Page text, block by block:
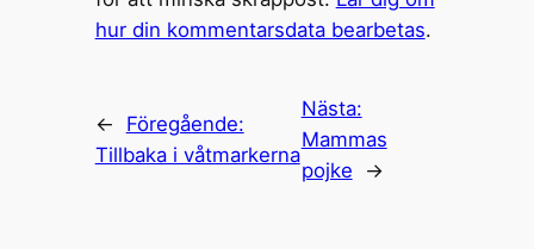
hur din kommentarsdata bearbetas.
←
Föregående:
Tillbaka i våtmarkerna
Nästa:
Mammas
pojke
→